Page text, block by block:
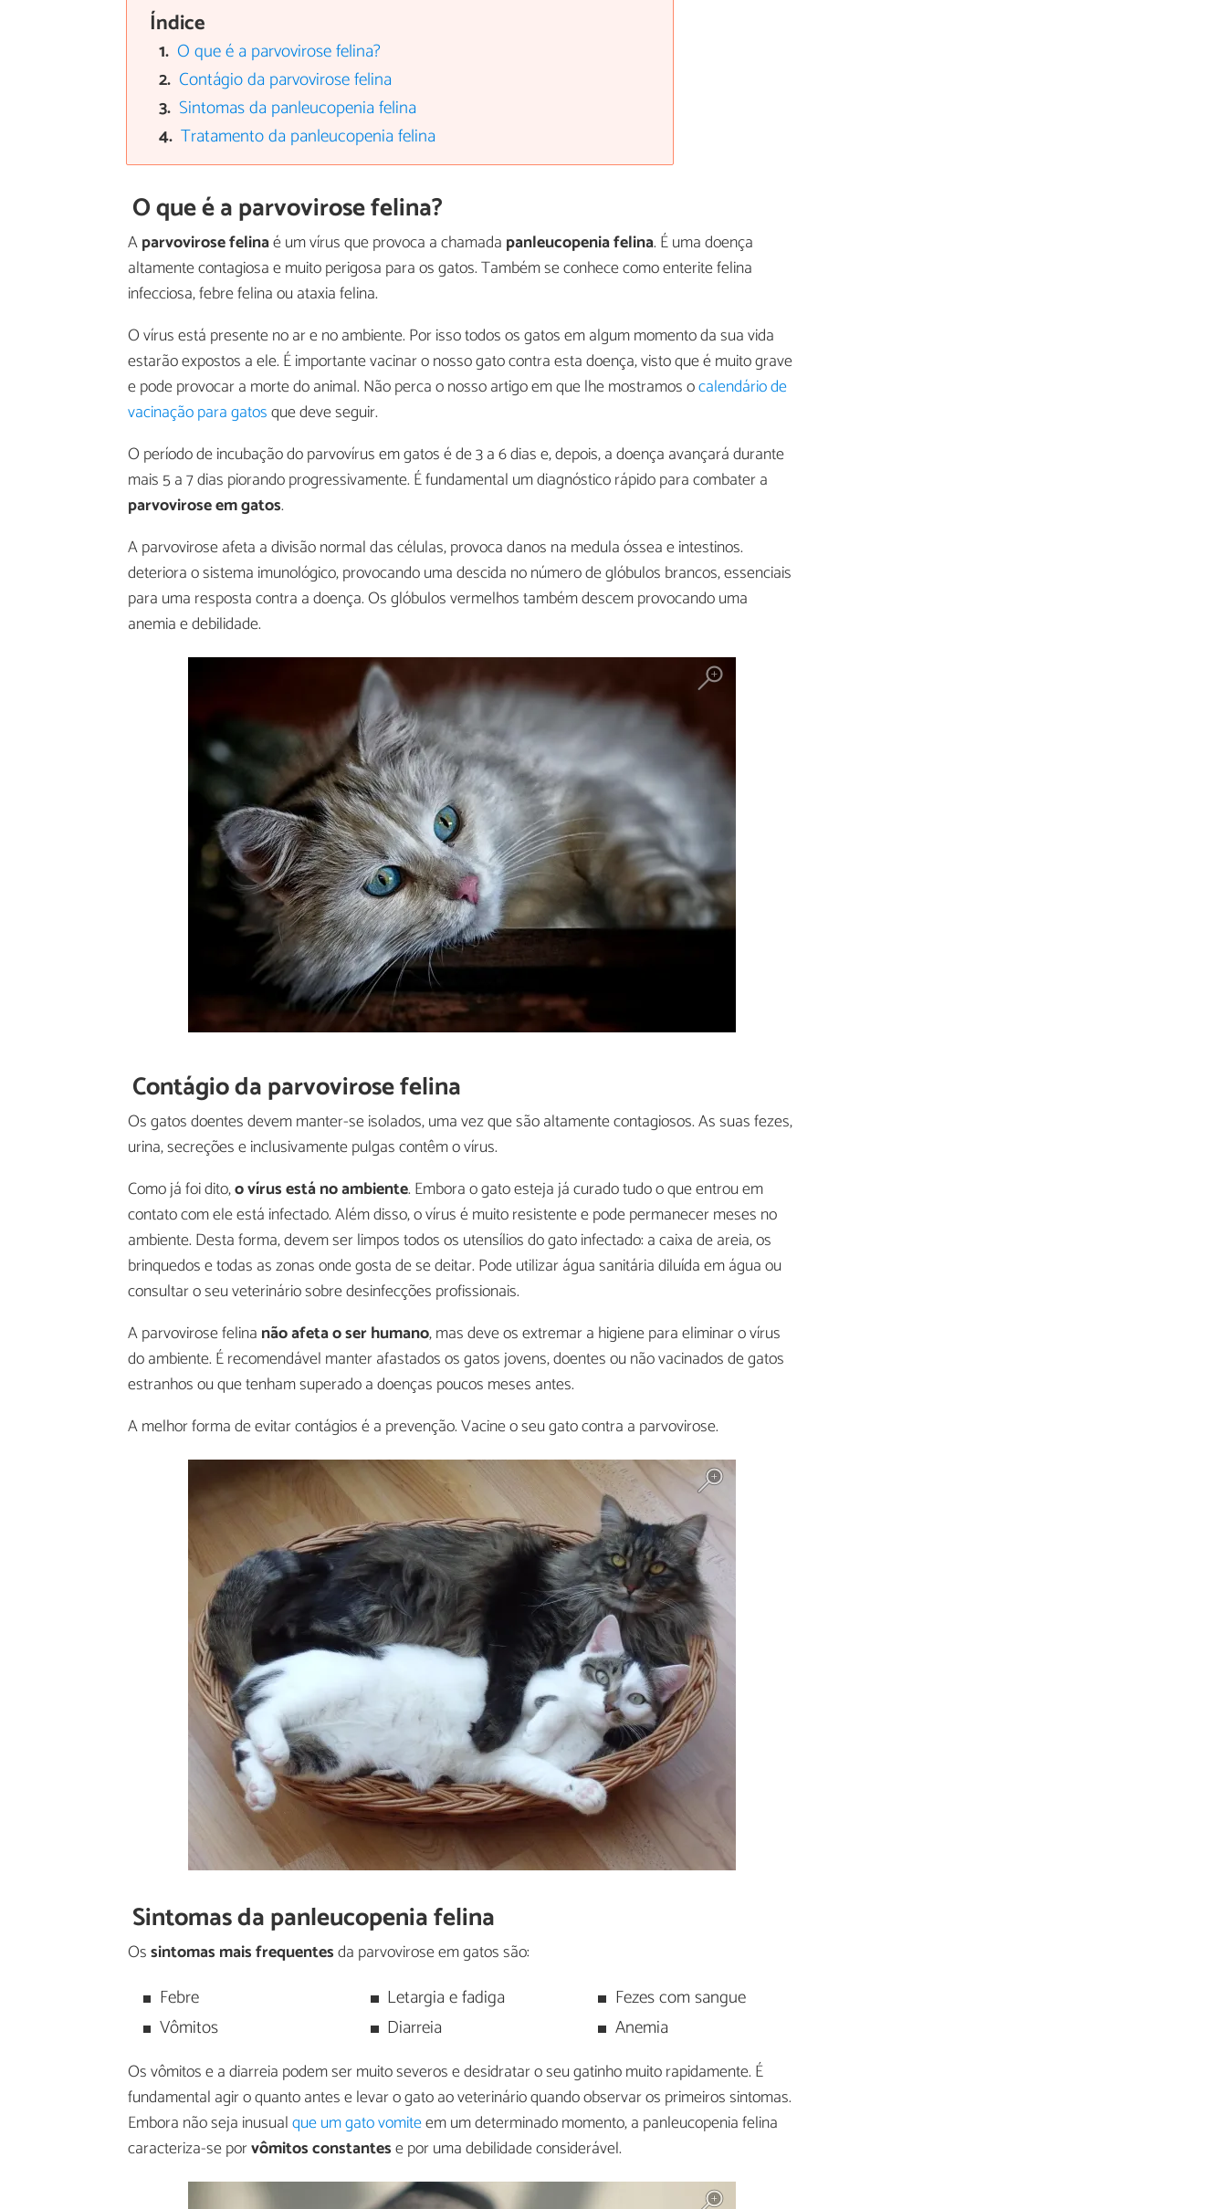
Índice
O que é a parvovirose felina?
Contágio da parvovirose felina
Sintomas da panleucopenia felina
Tratamento da panleucopenia felina
O que é a parvovirose felina?
Aparvovirose felinaé um vírus que provoca a chamada panleucopenia felina. É uma doença
altamente contagiosa e muito perigosa para os gatos. Também se conhece como enterite felina
infecciosa, febre felina ou ataxia felina.
O vírus está presente no ar e no ambiente. Por isso todos os gatos em algum momento da sua vida
estarão expostos a ele. É importante vacinar o nosso gato contra esta doença, visto que é muito grave
e pode provocar a morte do animal. Não perca o nosso artigo em que lhe mostramos ocalendário de
vacinação para gatosque deve seguir.
O período de incubação do parvovírus em gatos é de 3 a 6 dias e, depois, a doença avançará durante
mais 5 a 7 dias piorando progressivamente. É fundamental um diagnóstico rápido para combater a
parvovirose em gatos.
A parvovirose afeta a divisão normal das células, provoca danos na medula óssea e intestinos.
deteriora o sistema imunológico, provocando uma descida no número de glóbulos brancos, essenciais
para uma resposta contra a doença. Os glóbulos vermelhos também descem provocando uma
anemia e debilidade.
Contágio da parvovirose felina
Os gatos doentes devem manter-se isolados, uma vez que são altamente contagiosos. As suas fezes,
urina, secreções e inclusivamente pulgas contêm o vírus.
Como já foi dito,o vírus está no ambiente. Embora o gato esteja já curado tudo o que entrou em
contato com ele está infectado. Além disso, o vírus é muito resistente e pode permanecer meses no
ambiente. Desta forma, devem ser limpos todos os utensílios do gato infectado: a caixa de areia, os
brinquedos e todas as zonas onde gosta de se deitar. Pode utilizar água sanitária diluída em água ou
consultar o seu veterinário sobre desinfecções profissionais.
A parvovirose felina não afeta o ser humano, mas deve os extremar a higiene para eliminar o vírus
do ambiente. É recomendável manter afastados os gatos jovens, doentes ou não vacinados de gatos
estranhos ou que tenham superado a doenças poucos meses antes.
A melhor forma de evitar contágios é a prevenção. Vacine o seu gato contra a parvovirose.
Sintomas da panleucopenia felina
Ossintomas mais frequentesda parvovirose em gatos são:
Febre
Vômitos
Letargia e fadiga
Diarreia
Fezes com sangue
Anemia
Os vômitos e a diarreia podem ser muito severos e desidratar o seu gatinho muito rapidamente. É
fundamental agir o quanto antes e levar o gato ao veterinário quando observar os primeiros sintomas.
Embora não seja inusualque um gato vomiteem um determinado momento, a panleucopenia felina
caracteriza-se porvômitos constantese por uma debilidade considerável.